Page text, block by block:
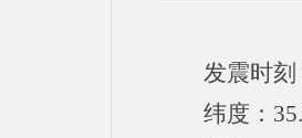
发震时刻
纬度：